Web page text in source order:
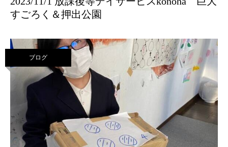
すごろく＆押出公園
ブログ